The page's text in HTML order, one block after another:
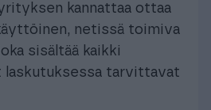
kannattaa ottaa
netissä toimiva
sisältää kaikki
tarvittavat